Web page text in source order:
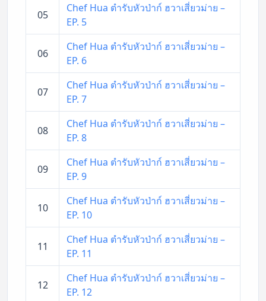
05
Chef Hua ตำรับหัวป่าก์ ฮวาเสี่ยวม่าย –
EP. 5
06
Chef Hua ตำรับหัวป่าก์ ฮวาเสี่ยวม่าย –
EP. 6
07
Chef Hua ตำรับหัวป่าก์ ฮวาเสี่ยวม่าย –
EP. 7
08
Chef Hua ตำรับหัวป่าก์ ฮวาเสี่ยวม่าย –
EP. 8
09
Chef Hua ตำรับหัวป่าก์ ฮวาเสี่ยวม่าย –
EP. 9
10
Chef Hua ตำรับหัวป่าก์ ฮวาเสี่ยวม่าย –
EP. 10
11
Chef Hua ตำรับหัวป่าก์ ฮวาเสี่ยวม่าย –
EP. 11
12
Chef Hua ตำรับหัวป่าก์ ฮวาเสี่ยวม่าย –
EP. 12